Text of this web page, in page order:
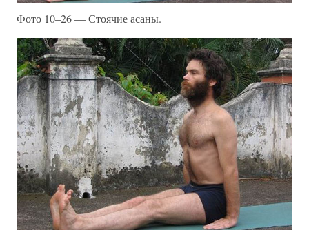
Фото 10–26 — Стоячие асаны.